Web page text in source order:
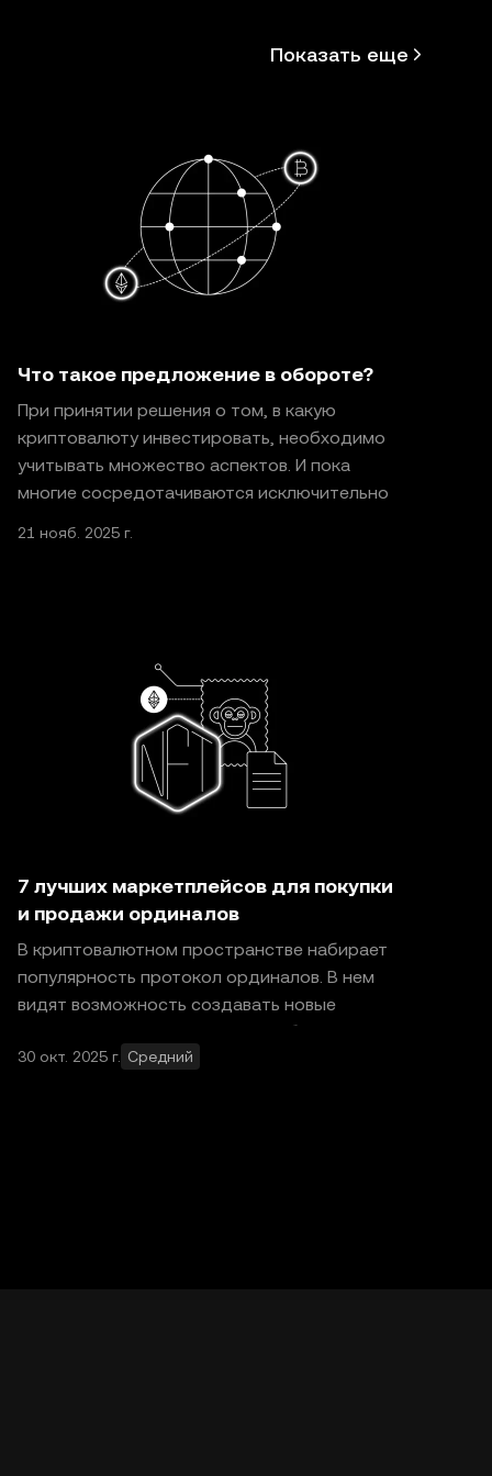
Показать еще
Что такое предложение в обороте?
При принятии решения о том, в какую
криптовалюту инвестировать, необходимо
учитывать множество аспектов. И пока
многие сосредотачиваются исключительно
21 нояб. 2025 г.
7 лучших маркетплейсов для покупки
и продажи ординалов
В криптовалютном пространстве набирает
популярность протокол ординалов. В нем
видят возможность создавать новые
протоколы и токены BRC-20 на блокчей
30 окт. 2025 г. Средний